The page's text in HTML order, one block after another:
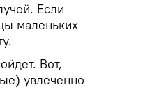
Если
маленьких
Вот,
увлеченно